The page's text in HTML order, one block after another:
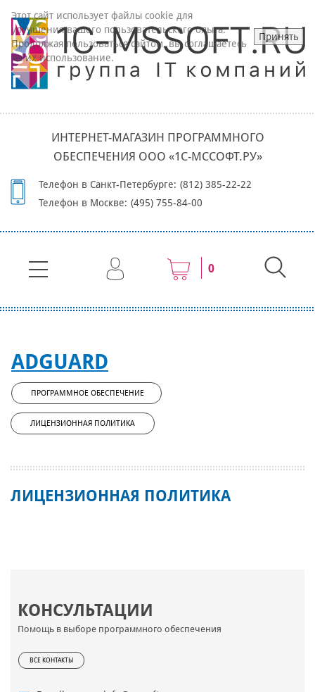
ИНТЕРНЕТ-МАГАЗИН ПРОГРАММНОГО
ОБЕСПЕЧЕНИЯ ООО «1С-МССОФТ.РУ»
Телефон в Санкт-Петербурге: (812) 385-22-22
Телефон в Москве: (495) 755-84-00
0
КОНСУЛЬТАЦИИ
Помощь в выборе программного обеспечения
ВСЕ КОНТАКТЫ
ADGUARD
ПРОГРАММНОЕ ОБЕСПЕЧЕНИЕ
ЛИЦЕНЗИОННАЯ ПОЛИТИКА
ЛИЦЕНЗИОННАЯ ПОЛИТИКА
Этот сайт использует файлы cookie для
улучшения вашего пользовательского опыта.
Продолжая пользоваться сайтом, вы соглашаетесь
на их использование.
Принять